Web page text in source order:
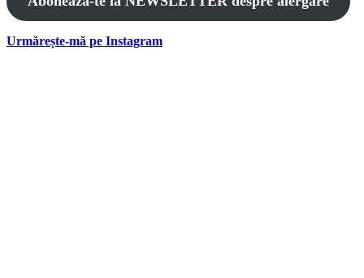
Urmărește-mă pe Instagram